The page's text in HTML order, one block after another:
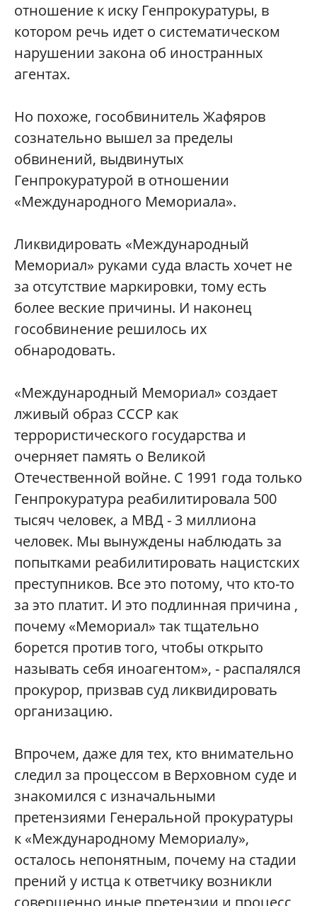
отношение к иску Генпрокуратуры, в
котором речь идет о систематическом
нарушении закона об иностранных
агентах.
Но похоже, гособвинитель Жафяров
сознательно вышел за пределы
обвинений, выдвинутых
Генпрокуратурой в отношении
«Международного Мемориала».
Ликвидировать «Международный
Мемориал» руками суда власть хочет не
за отсутствие маркировки, тому есть
более веские причины. И наконец
гособвинение решилось их
обнародовать.
«Международный Мемориал» создает
лживый образ СССР как
террористического государства и
очерняет память о Великой
Отечественной войне. С 1991 года только
Генпрокуратура реабилитировала 500
тысяч человек, а МВД - 3 миллиона
человек. Мы вынуждены наблюдать за
попытками реабилитировать нацистских
преступников. Все это потому, что кто-то
за это платит. И это подлинная причина ,
почему «Мемориал» так тщательно
борется против того, чтобы открыто
называть себя иноагентом», - распалялся
прокурор, призвав суд ликвидировать
организацию.
Впрочем, даже для тех, кто внимательно
следил за процессом в Верховном суде и
знакомился с изначальными
претензиями Генеральной прокуратуры
к «Международному Мемориалу»,
осталось непонятным, почему на стадии
прений у истца к ответчику возникли
совершенно иные претензии и процесс